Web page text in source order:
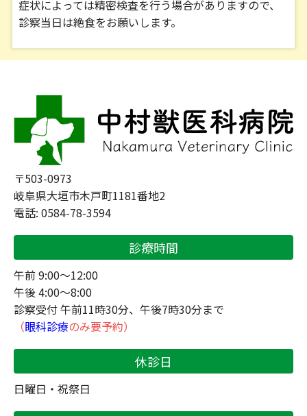
症状によっては精密検査を行う場合がありますので、
診察当日は絶食をお願いします。
〒503-0973
岐阜県大垣市木戸町1181番地2
電話: 0584-78-3594
診療時間
午前 9:00～12:00
午後 4:00～8:00
診察受付 午前11時30分、午後7時30分まで
（眼科診療のみ要予約）
休診日
日曜日・祝祭日